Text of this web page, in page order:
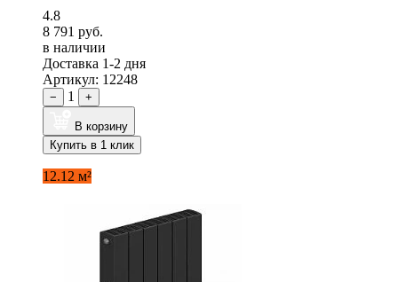
4.8
8 791 руб.
в наличии
Доставка 1-2 дня
Артикул: 12248
− 1 +
В корзину
Купить в 1 клик
12.12 м²